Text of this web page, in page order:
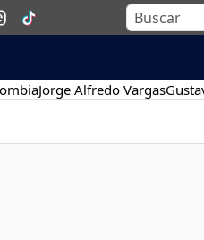
Jorge Alfredo Vargas